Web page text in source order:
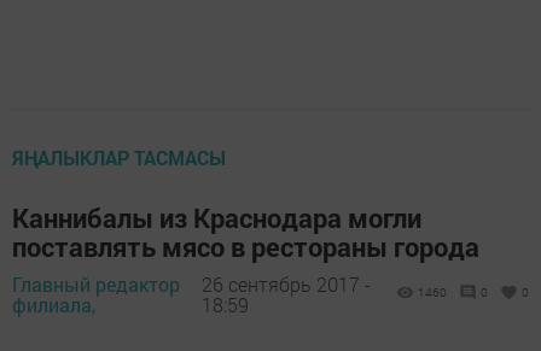
ЯҢАЛЫКЛАР ТАСМАСЫ
Каннибалы из Краснодара могли
поставлять мясо в рестораны города
Главный редактор
филиала,
26 сентябрь 2017 -
18:59
1460 0 0